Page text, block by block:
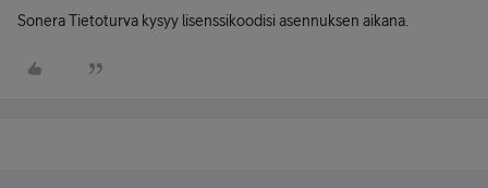
Sonera Tietoturva kysyy lisenssikoodisi asennuksen aikana.